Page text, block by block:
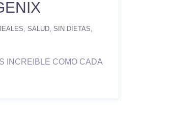
SALUD SIN DIETAS
INCREIBLE COMO CADA